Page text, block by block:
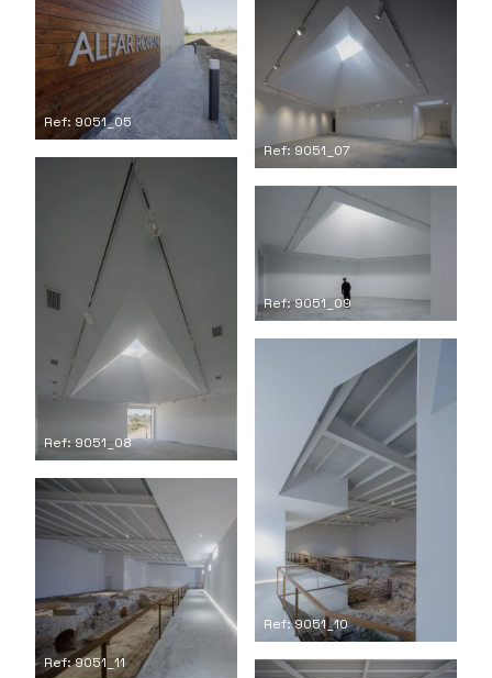
Ref: 9051_05
Ref: 9051_07
Ref: 9051_08
Ref: 9051_09
Ref: 9051_10
Ref: 9051_11